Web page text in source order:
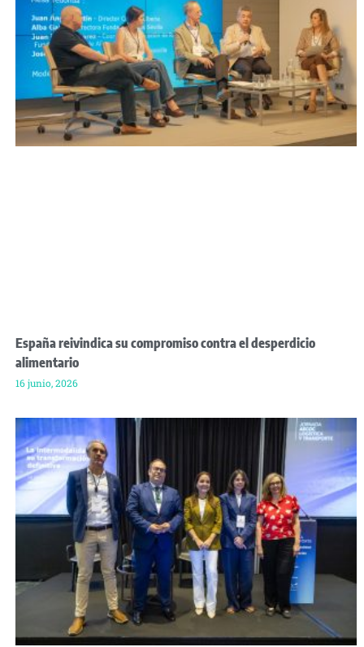
España reivindica su compromiso contra el desperdicio
alimentario
16 junio, 2026